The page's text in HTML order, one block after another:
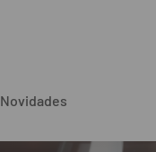
Novidades